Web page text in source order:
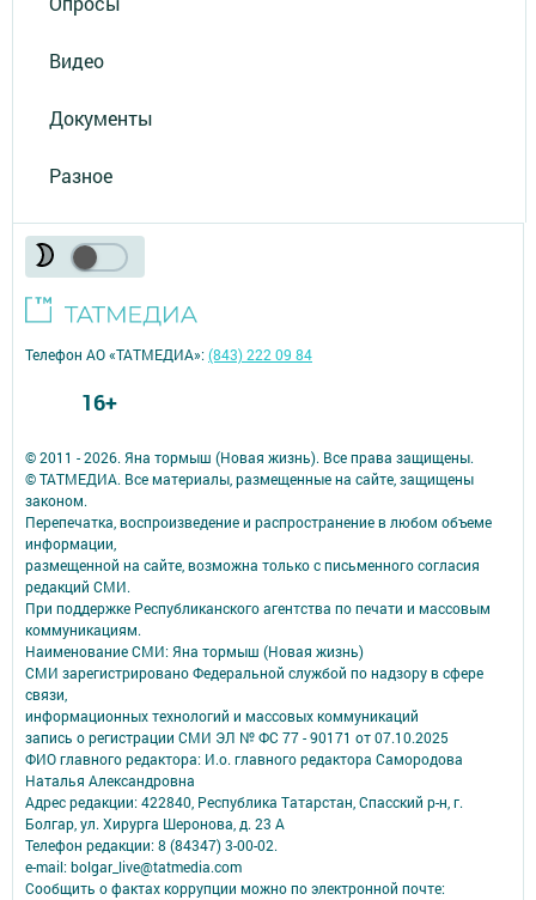
Видео
Документы
Разное
© 2011 - 2026. Яна тормыш (Новая жизнь). Все права защищены.
© ТАТМЕДИА. Все материалы, размещенные на сайте, защищены
законом.
Перепечатка, воспроизведение и распространение в любом объеме
информации,
размещенной на сайте, возможна только с письменного согласия
редакций СМИ.
При поддержке Республиканского агентства по печати и массовым
коммуникациям.
Наименование СМИ: Яна тормыш (Новая жизнь)
СМИ зарегистрировано Федеральной службой по надзору в сфере
связи,
информационных технологий и массовых коммуникаций
запись о регистрации СМИ ЭЛ № ФС 77 - 90171 от 07.10.2025
ФИО главного редактора: И.о. главного редактора Самородова
Наталья Александровна
Адрес редакции: 422840, Республика Татарстан, Спасский р-н, г.
Болгар, ул. Хирурга Шеронова, д. 23 А
Телефон редакции: 8 (84347) 3-00-02.
e-mail: bolgar_live@tatmedia.com
Сообщить о фактах коррупции можно по электронной почте:
Телефон АО «ТАТМЕДИА»:(843) 222 09 84
16+